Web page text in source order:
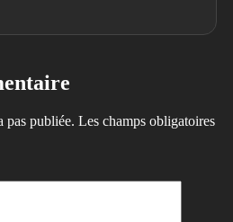
pas publiée. Les champs obligatoires